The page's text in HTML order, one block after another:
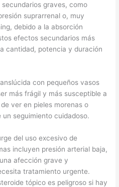
graves, como
suprarrenal o, muy
debido a la absorción
efectos secundarios más
cantidad, potencia y duración
con pequeños vasos
más frágil y más susceptible a
ver en pieles morenas o
seguimiento cuidadoso.
del uso excesivo de
incluyen presión arterial baja,
afección grave y
tratamiento urgente.
tópico es peligroso si hay